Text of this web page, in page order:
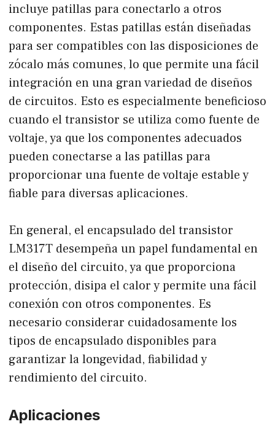
incluye patillas para conectarlo a otros
componentes. Estas patillas están diseñadas
para ser compatibles con las disposiciones de
zócalo más comunes, lo que permite una fácil
integración en una gran variedad de diseños
de circuitos. Esto es especialmente beneficioso
cuando el transistor se utiliza como fuente de
voltaje, ya que los componentes adecuados
pueden conectarse a las patillas para
proporcionar una fuente de voltaje estable y
fiable para diversas aplicaciones.
En general, el encapsulado del transistor
LM317T desempeña un papel fundamental en
el diseño del circuito, ya que proporciona
protección, disipa el calor y permite una fácil
conexión con otros componentes. Es
necesario considerar cuidadosamente los
tipos de encapsulado disponibles para
garantizar la longevidad, fiabilidad y
rendimiento del circuito.
Aplicaciones